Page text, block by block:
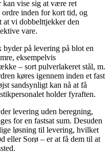
vise sig at være ret
inden for kort tid, og
at vi dobbelttjekker den
vare.
på levering på blot en
eksempelvis
– sort pulverlakeret stål, m.
køres igennem inden et fast
sandsynligt kan nå at få
holder fyraften.
levering uden beregning,
for en fastsat sum. Desuden
løsning til levering, hvilket
eller Sorø – er at få dem til at